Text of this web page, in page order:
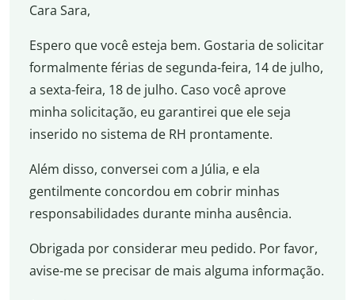
Cara Sara,
Espero que você esteja bem. Gostaria de solicitar
formalmente férias de segunda-feira, 14 de julho,
a sexta-feira, 18 de julho. Caso você aprove
minha solicitação, eu garantirei que ele seja
inserido no sistema de RH prontamente.
Além disso, conversei com a Júlia, e ela
gentilmente concordou em cobrir minhas
responsabilidades durante minha ausência.
Obrigada por considerar meu pedido. Por favor,
avise-me se precisar de mais alguma informação.